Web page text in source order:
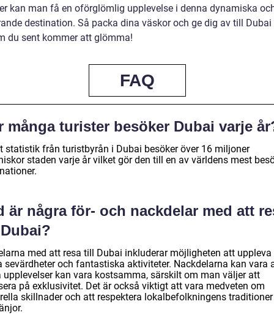
kan man få en oförglömlig upplevelse i denna dynamiska
destination. Så packa dina väskor och ge dig av till Dubai
du sent kommer att glömma!
FAQ
många turister besöker Dubai varje
statistik från turistbyrån i Dubai besöker över 16 miljoner
staden varje år vilket gör den till en av världens mest
är några för- och nackdelar med att
med att resa till Dubai inkluderar möjligheten att uppleva
sevärdheter och fantastiska aktiviteter. Nackdelarna kan vara
upplevelser kan vara kostsamma, särskilt om man väljer att
på exklusivitet. Det är också viktigt att vara medveten om
skillnader och att respektera lokalbefolkningens